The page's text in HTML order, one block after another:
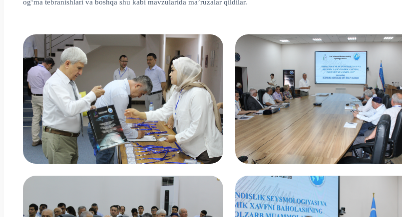
og‘ma tebranishlari va boshqa shu kabi mavzularida ma’ruzalar qildilar.